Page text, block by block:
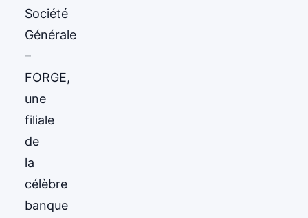
Société
Générale
–
FORGE,
une
filiale
de
la
célèbre
banque